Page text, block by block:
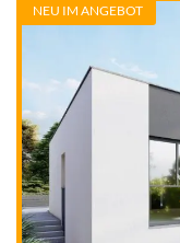
NEU IM ANGEBOT